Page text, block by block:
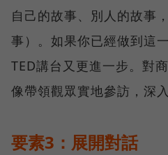
自己的故事、別人的故事
事）。如果你已經做到這
TED講台又更進一步。對
像帶領觀眾實地參訪，深入
要素3：展開對話